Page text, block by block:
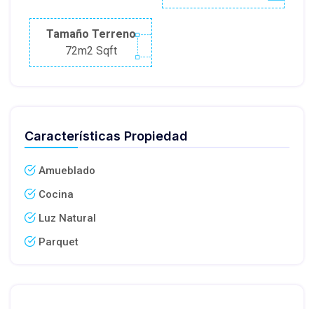
Tamaño Terreno
72m2 Sqft
Características Propiedad
Amueblado
Cocina
Luz Natural
Parquet